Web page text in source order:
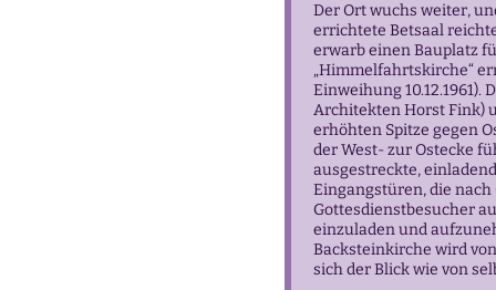
Der Ort wuchs weiter,
errichtete Betsaal
erwarb einen Bauplatz
„Himmelfahrtskirche“
Einweihung
Architekten Horst Fink)
erhöhten Spitze gegen
der West- zur Ostecke
ausgestreckte,
Eingangstüren, die nach
Gottesdienstbesucher
einzuladen und
Backsteinkirche wird
sich der Blick wie von